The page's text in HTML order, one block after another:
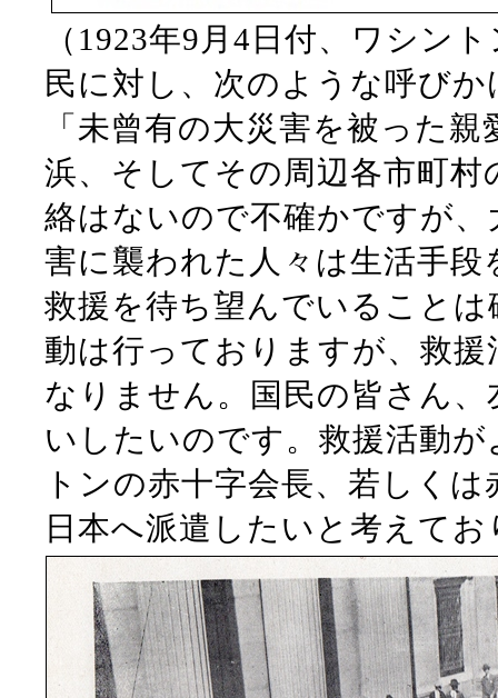
（1923年9月4日付、ワシン
民に対し、次のような呼び
「未曾有の大災害を被った
浜、そしてその周辺各市町
絡はないので不確かですが
害に襲われた人々は生活手
救援を待ち望んでいること
動は行っておりますが、救
なりません。国民の皆さん
いしたいのです。救援活動
トンの赤十字会長、若しく
日本へ派遣したいと考えて